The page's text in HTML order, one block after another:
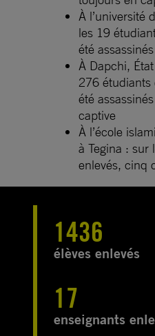
À l’université
les 19
été assassinés
À Dapchi,
276 étudiants
été
captive
À l’école
à Tegina : sur
enlevés, cinq
1436
élèves enlevés
17
enseignants